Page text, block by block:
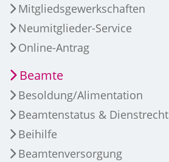
Mitgliedsgewerkschaften
Neumitglieder-Service
Online-Antrag
Beamte
Besoldung/Alimentation
Beamtenstatus & Dienstrecht
Beihilfe
Beamtenversorgung